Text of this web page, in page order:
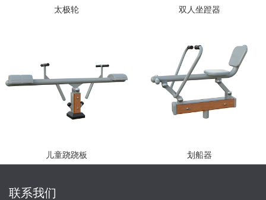
太极轮 双人坐蹬器
儿童跷跷板 划船器
联系我们